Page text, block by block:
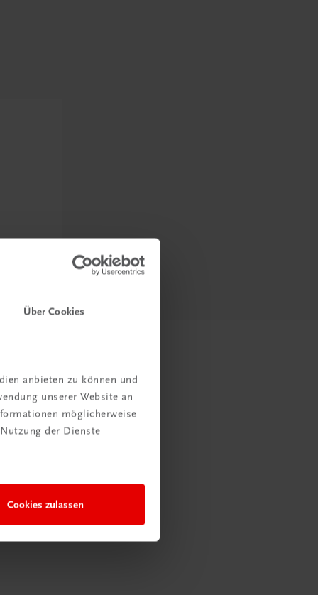
Über Cookies
anbieten zu können und
unserer Website an
möglicherweise
der Dienste
Cookies zulassen